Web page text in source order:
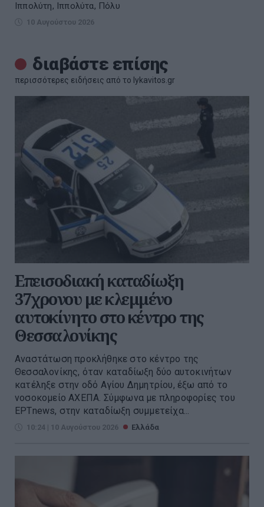
Ιππολύτη, Ιππολύτα, Πόλυ
10 Αυγούστου 2026
διαβάστε επίσης
περισσότερες ειδήσεις από το lykavitos.gr
Επεισοδιακή καταδίωξη
37χρονου με κλεμμένο
αυτοκίνητο στο κέντρο της
Θεσσαλονίκης
Αναστάτωση προκλήθηκε στο κέντρο της
Θεσσαλονίκης, όταν καταδίωξη δύο αυτοκινήτων
κατέληξε στην οδό Αγίου Δημητρίου, έξω από το
νοσοκομείο ΑΧΕΠΑ. Σύμφωνα με πληροφορίες του
ΕΡΤnews, στην καταδίωξη συμμετείχα...
10:24 | 10 Αυγούστου 2026 Ελλάδα